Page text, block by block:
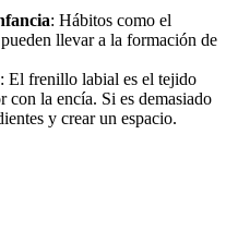
: Hábitos como el
llevar a la formación de
: El frenillo labial es el tejido
con la encía. Si es demasiado
y crear un espacio.